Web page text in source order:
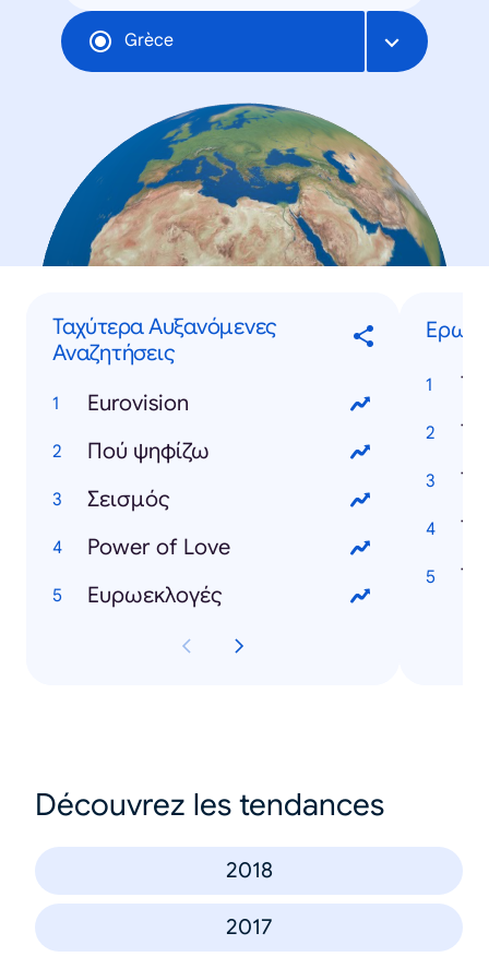
Grèce
Ταχύτερα Αυξανόμενες
Αναζητήσεις
Eurovision
Πού ψηφίζω
Σεισμός
Power of Love
Ευρωεκλογές
Τι
Τι
Τι
Τι
Découvrez les tendances
2018
2017